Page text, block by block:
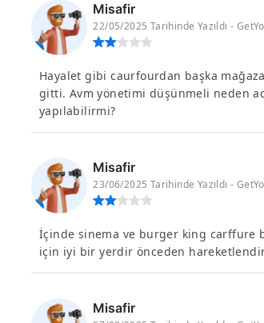
Misafir
22/05/2025 Tarihinde Yazıldı -
Hayalet gibi caurfourdan başka
gitti. Avm yönetimi düşünmeli neden
yapılabilirmi?
Misafir
23/06/2025 Tarihinde Yazıldı -
İçinde sinema ve burger king carffure
için iyi bir yerdir önceden
Misafir